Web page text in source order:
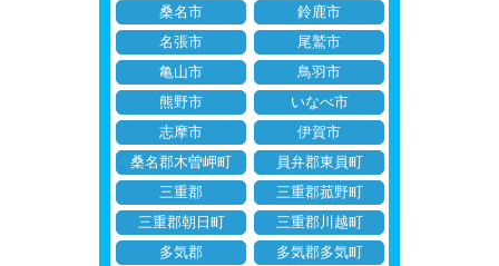
桑名市
鈴鹿市
名張市
尾鷲市
亀山市
鳥羽市
熊野市
いなべ市
志摩市
伊賀市
桑名郡木曽岬町
員弁郡東員町
三重郡
三重郡菰野町
三重郡朝日町
三重郡川越町
多気郡
多気郡多気町